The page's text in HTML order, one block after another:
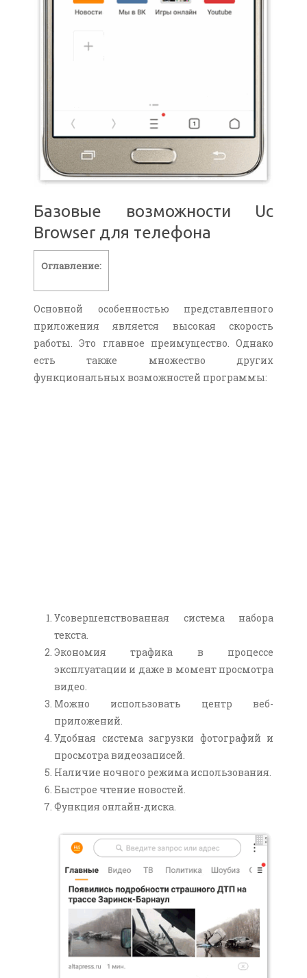
Базовые возможности Uc
Browser для телефона
Оглавление:
Основной особенностью представленного
приложения является высокая скорость
работы. Это главное преимущество. Однако
есть также множество других
функциональных возможностей программы:
Усовершенствованная система набора
текста.
Экономия трафика в процессе
эксплуатации и даже в момент просмотра
видео.
Можно использовать центр веб-
приложений.
Удобная система загрузки фотографий и
просмотра видеозаписей.
Наличие ночного режима использования.
Быстрое чтение новостей.
Функция онлайн-диска.